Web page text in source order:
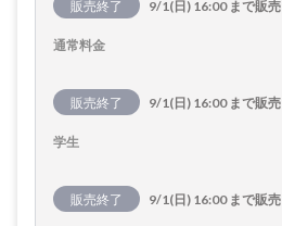
販売終了 9/1(日) 16:00 まで販売
通常料金
販売終了 9/1(日) 16:00 まで販売
学生
販売終了 9/1(日) 16:00 まで販売